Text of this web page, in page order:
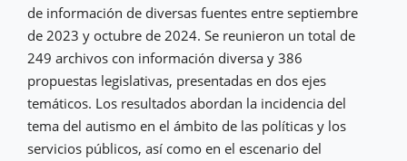
de información de diversas fuentes entre septiembre
de 2023 y octubre de 2024. Se reunieron un total de
249 archivos con información diversa y 386
propuestas legislativas, presentadas en dos ejes
temáticos. Los resultados abordan la incidencia del
tema del autismo en el ámbito de las políticas y los
servicios públicos, así como en el escenario del